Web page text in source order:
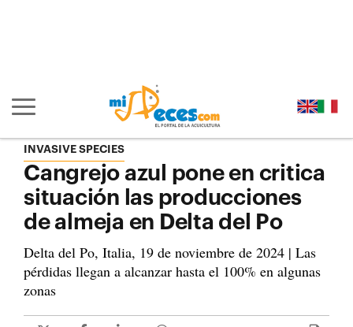
Mostrar/ocultar navegación principal
INVASIVE SPECIES
Cangrejo azul pone en critica
situación las producciones
de almeja en Delta del Po
Delta del Po, Italia, 19 de noviembre de 2024 | Las
pérdidas llegan a alcanzar hasta el 100% en algunas
zonas